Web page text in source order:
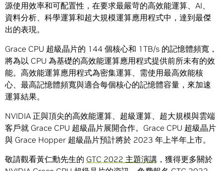
源使用效率和可配置性，在要求最嚴苛的高效能運算、AI、
資料分析、科學運算和超大規模運算應用程式中，達到最傑
出的表現。
Grace CPU 超級晶片的 144 個核心和 1TB/s 的記憶體頻寬，
將為以 CPU 為基礎的高效能運算應用程式提供前所未有的效
能。高效能運算應用程式為密集運算、需使用最高效能核
心、最高記憶體頻寬與適合每個核心的記憶體容量，來加速
運算結果。
NVIDIA 正與頂尖的高效能運算、超級運算、超大規模與雲端
客戶就 Grace CPU 超級晶片展開合作。Grace CPU 超級晶片
與 Grace Hopper 超級晶片預計將於 2023 年上半年上市。
敬請觀看黃仁勳先生的 GTC 2022 主題演講 ，獲得更多關於